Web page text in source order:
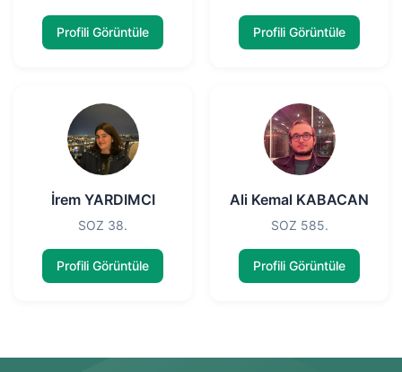
Profili Görüntüle Profili Görüntüle
İrem YARDIMCI
SOZ 38.
Profili Görüntüle
Ali Kemal KABACAN
SOZ 585.
Profili Görüntüle